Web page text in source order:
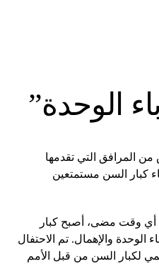
الوحدة”
المرافق التي تقدمها
كبار السن مستمتعين
وقت مضى، أصبح كبار
والإهمال. تم الاحتفال
العالمي لكبار السن من قبل الأمم